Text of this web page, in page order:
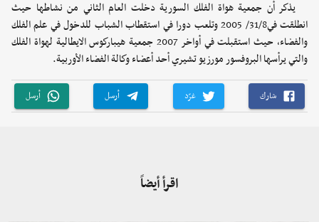
يذكر أن جمعية هواة الفلك السورية دخلت العام الثاني من نشاطها حيث
انطلقت في31/8/ 2005 وتلعب دورا في استقطاب الشباب للدخول في علم الفلك
والفضاء، حيث استقبلت في أواخر 2007 جمعية هيباركوس الايطالية لهواة الفلك
والتي يرأسها البروفسور مورزيو تشيري أحد أعضاء وكالة الفضاء الأوربية.
شارك غرّد أرسل أرسل
اقرأ أيضاً